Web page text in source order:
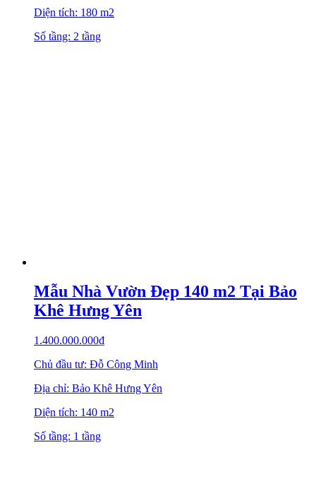
Diện tích: 180 m2
Số tầng: 2 tầng
Mẫu Nhà Vườn Đẹp 140 m2 Tại Bảo
Khê Hưng Yên
1.400.000.000₫
Chủ đầu tư: Đỗ Công Minh
Địa chỉ: Bảo Khê Hưng Yên
Diện tích: 140 m2
Số tầng: 1 tầng